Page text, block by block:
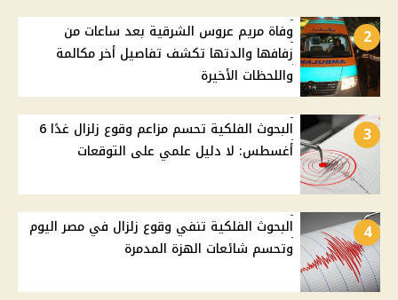
2
وفاة مريم عروس الشرقية بعد ساعات من
زفافها والدتها تكشف تفاصيل أخر مكالمة
واللحظات الأخيرة
3
البحوث الفلكية تحسم مزاعم وقوع زلزال غدًا 6
أغسطس: لا دليل علمي على التوقعات
4
البحوث الفلكية تنفي وقوع زلزال في مصر اليوم
وتحسم شائعات الهزة المدمرة